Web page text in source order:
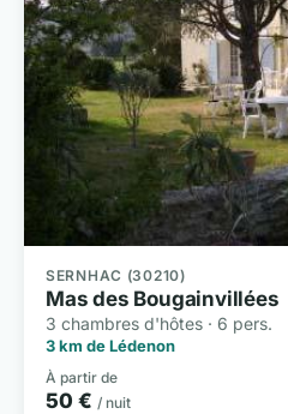
SERNHAC (30210)
Mas des Bougainvillées
3 chambres d'hôtes · 6 pers.
3 km de Lédenon
À partir de
50 € / nuit